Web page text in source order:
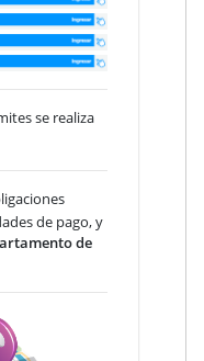
se realiza
de pago, y
de